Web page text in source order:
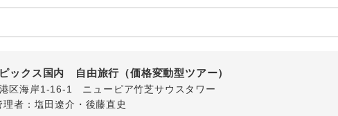
ックス国内 自由旅行（価格変動型ツアー）
区海岸1-16-1 ニューピア竹芝サウスタワー
者：塩田遼介・後藤直史